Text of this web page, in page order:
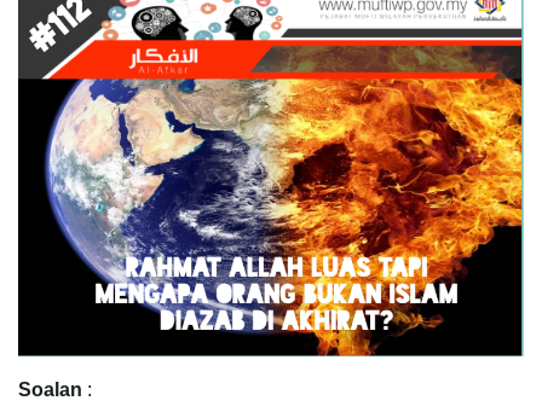
Soalan :